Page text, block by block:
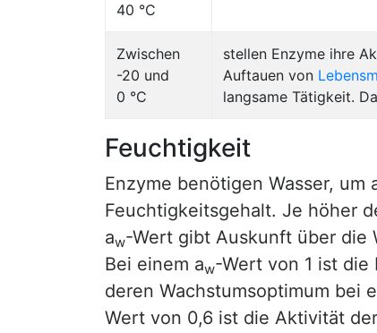
40 °C
Zwischen
-20 und
0 °C
stellen Enzyme ihre
Auftauen von
langsame Tätigkeit.
Feuchtigkeit
Enzyme benötigen Wasser,
Feuchtigkeitsgehalt. Je höher
aw-Wert gibt Auskunft über die
Bei einem aw-Wert von 1 ist
deren Wachstumsoptimum bei
Wert von 0,6 ist die Aktivität